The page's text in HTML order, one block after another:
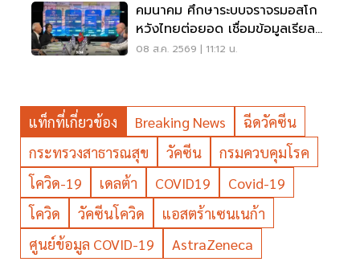
คมนาคม ศึกษาระบบจราจรมอสโก
หวังไทยต่อยอด เชื่อมข้อมูลเรียล
ไทม์ แก้รถติด
08 ส.ค. 2569 | 11:12 น.
แท็กที่เกี่ยวข้อง Breaking News
ฉีดวัคซีน
กระทรวงสาธารณสุข
วัคซีน
กรมควบคุมโรค
โควิด-19
เดลต้า COVID19
Covid-19
โควิด
วัคซีนโควิด
แอสตร้าเซนเนก้า
ศูนย์ข้อมูล COVID-19
AstraZeneca